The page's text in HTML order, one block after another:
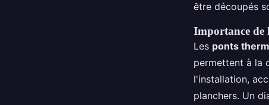
être découpés
Importance de
Les ponts
permettent à la
l'installation,
planchers. Un